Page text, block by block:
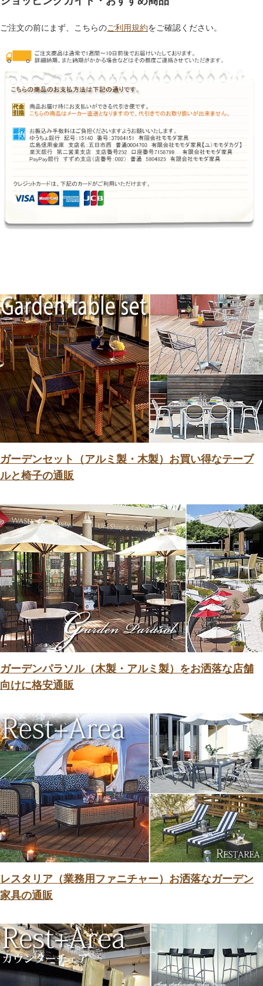
ご注文の前にまず、こちらのご利用規約をご確認ください。
ガーデンセット（アルミ製・木製）お買い得なテーブ
ルと椅子の通販
ガーデンパラソル（木製・アルミ製）をお洒落な店舗
向けに格安通販
レスタリア（業務用ファニチャー）お洒落なガーデン
家具の通販